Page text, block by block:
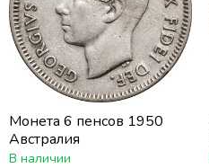
Монета 6 пенсов 1950
Австралия
В наличии